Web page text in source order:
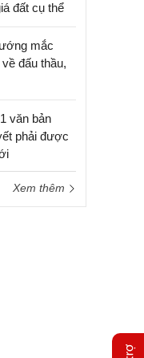
đất cụ thể
mắc
đấu thầu,
văn bản
phải được
Xem thêm